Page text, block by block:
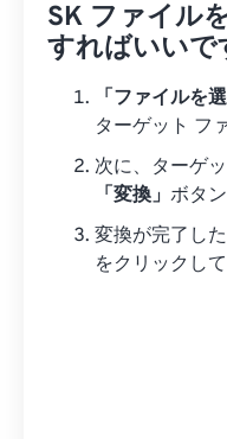
SK ファイル
すればいいで
「ファイルを選
ターゲット フ
次に、ターゲ
「変換」 ボタ
変換が完了した
をクリックし